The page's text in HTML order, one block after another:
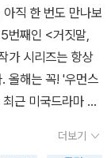
로 등장한 변호사
라는 두 축을 중
어질지가 연쇄살
동기는 아동 학대
이다. http://blog.n
직 한 번도 만나보
번째인 <거짓말,
가 시리즈는 항상
올해는 꼭! '우먼스
근 미국드라마 <
오츠이치는 아직 <
더보기